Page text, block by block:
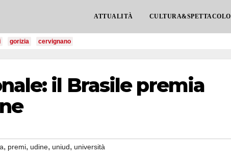
ATTUALITÀ CULTURA&SPETTACOLO
gorizia cervignano
il Brasile premia
, premi, udine, uniud, università